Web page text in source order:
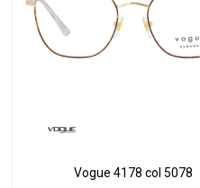
Vogue 4178 col 5078